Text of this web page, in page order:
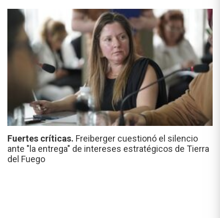
Fuertes críticas. Freiberger cuestionó el silencio
ante "la entrega" de intereses estratégicos de Tierra
del Fuego